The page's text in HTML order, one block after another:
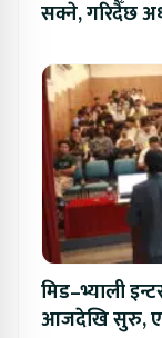
सक्ने, गरिदैँछ
मिड–भ्याली
आजदेखि सुरु,